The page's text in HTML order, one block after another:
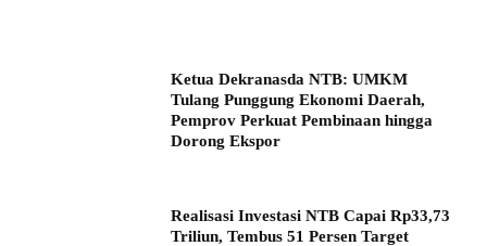
Ketua Dekranasda NTB: UMKM
Tulang Punggung Ekonomi Daerah,
Pemprov Perkuat Pembinaan hingga
Dorong Ekspor
Realisasi Investasi NTB Capai Rp33,73
Triliun, Tembus 51 Persen Target